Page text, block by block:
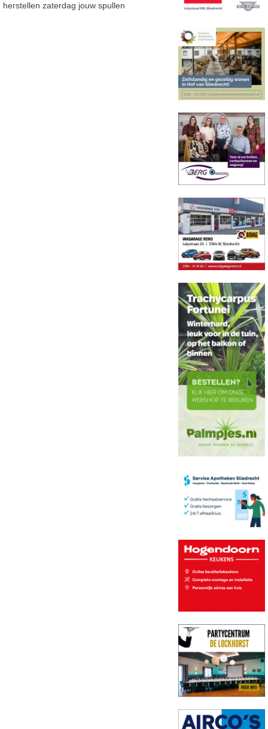
herstellen zaterdag jouw spullen